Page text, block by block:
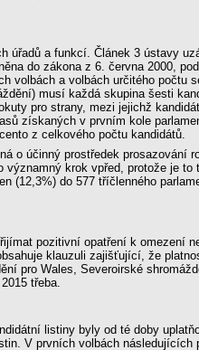
a funkcí. Článek 3 ústavy
do zákona z 6. června 2000,
a volbách určitého počtu
musí každá skupina šesti
pro strany, mezi jejichž
získaných v prvním kole
z celkového počtu kandidátů.
o účinný prostředek
krok vpřed, protože je
(12,3%) do 577 tříčlenného
pozitivní opatření k omezení
klauzuli zajišťující, že
pro Wales, Severoirské
třeba.
listiny byly od té doby
V prvních volbách